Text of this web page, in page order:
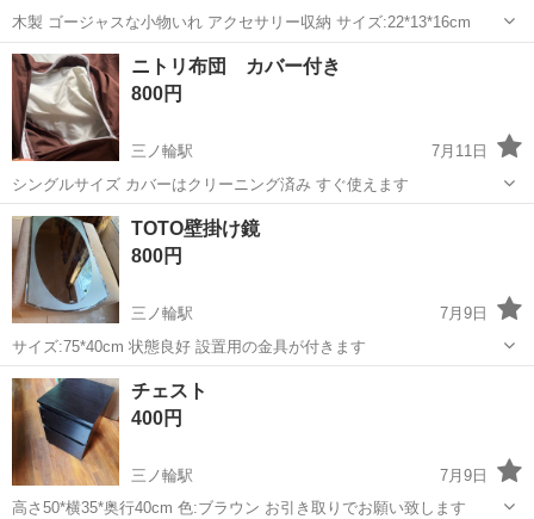
木製 ゴージャスな小物いれ アクセサリー収納 サイズ:22*13*16cm
東京 台東区 三ノ輪駅 インテリア雑貨/小物
ニトリ布団 カバー付き
800円
三ノ輪駅
7月11日
シングルサイズ カバーはクリーニング済み すぐ使えます
東京 台東区 三ノ輪駅 寝具
TOTO壁掛け鏡
800円
三ノ輪駅
7月9日
サイズ:75*40cm 状態良好 設置用の金具が付きます
東京 台東区 三ノ輪駅
チェスト
400円
三ノ輪駅
7月9日
高さ50*横35*奥行40cm 色:ブラウン お引き取りでお願い致します